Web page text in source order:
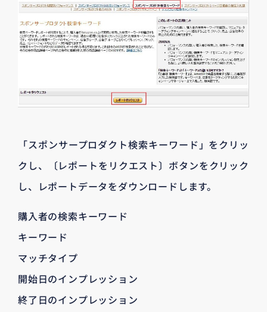
「スポンサープロダクト検索キーワード」をクリッ
クし、〔レポートをリクエスト〕ボタンをクリック
し、レポートデータをダウンロードします。
購入者の検索キーワード
キーワード
マッチタイプ
開始日のインプレッション
終了日のインプレッション